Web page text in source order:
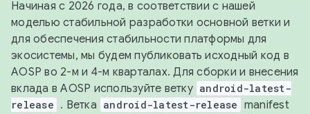
Начиная с 2026 года, в соответствии с нашей
моделью стабильной разработки основной ветки и
для обеспечения стабильности платформы для
экосистемы, мы будем публиковать исходный код в
AOSP во 2-м и 4-м кварталах. Для сборки и внесения
вклада в AOSP используйте ветку android-latest-
release . Ветка android-latest-release manifest